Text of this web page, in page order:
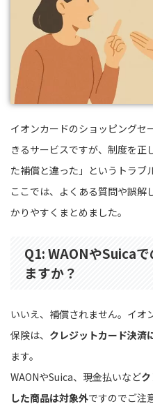
イオンカードのショッピングセ
きるサービスですが、制度を正
た補償と違った」というトラブ
ここでは、よくある質問や誤解
かりやすくまとめました。
Q1: WAONやSuica
ますか？
いいえ、補償されません。イオ
保険は、 クレジットカード決済
ます。
WAONやSuica、現金払いなど
した商品は対象外ですのでご注